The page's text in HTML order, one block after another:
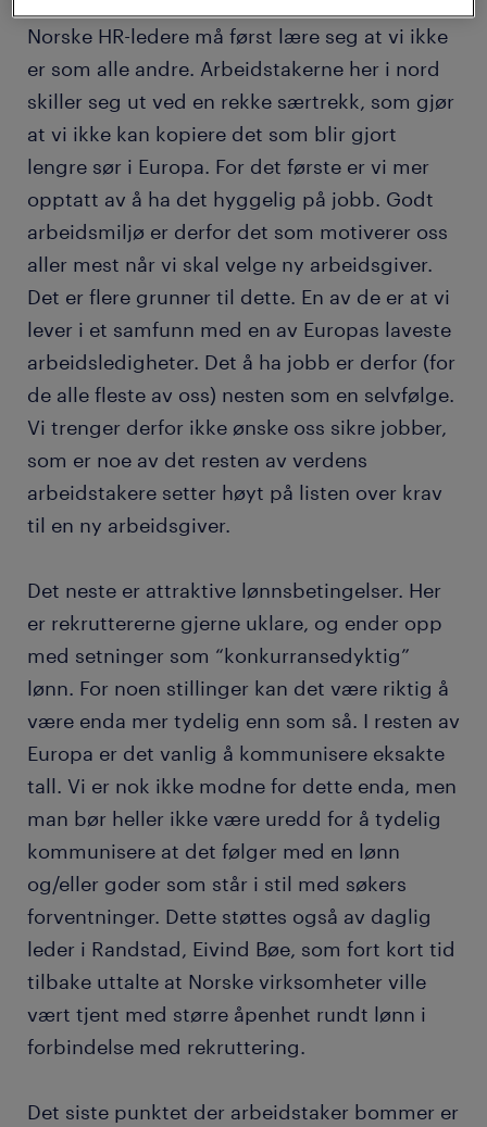
Norske HR-ledere må først lære seg at vi ikke
er som alle andre. Arbeidstakerne her i nord
skiller seg ut ved en rekke særtrekk, som gjør
at vi ikke kan kopiere det som blir gjort
lengre sør i Europa. For det første er vi mer
opptatt av å ha det hyggelig på jobb. Godt
arbeidsmiljø er derfor det som motiverer oss
aller mest når vi skal velge ny arbeidsgiver.
Det er flere grunner til dette. En av de er at vi
lever i et samfunn med en av Europas laveste
arbeidsledigheter. Det å ha jobb er derfor (for
de alle fleste av oss) nesten som en selvfølge.
Vi trenger derfor ikke ønske oss sikre jobber,
som er noe av det resten av verdens
arbeidstakere setter høyt på listen over krav
til en ny arbeidsgiver.
Det neste er attraktive lønnsbetingelser. Her
er rekruttererne gjerne uklare, og ender opp
med setninger som “konkurransedyktig”
lønn. For noen stillinger kan det være riktig å
være enda mer tydelig enn som så. I resten av
Europa er det vanlig å kommunisere eksakte
tall. Vi er nok ikke modne for dette enda, men
man bør heller ikke være uredd for å tydelig
kommunisere at det følger med en lønn
og/eller goder som står i stil med søkers
forventninger. Dette støttes også av daglig
leder i Randstad, Eivind Bøe, som fort kort tid
tilbake uttalte at Norske virksomheter ville
vært tjent med større åpenhet rundt lønn i
forbindelse med rekruttering.
Det siste punktet der arbeidstaker bommer er